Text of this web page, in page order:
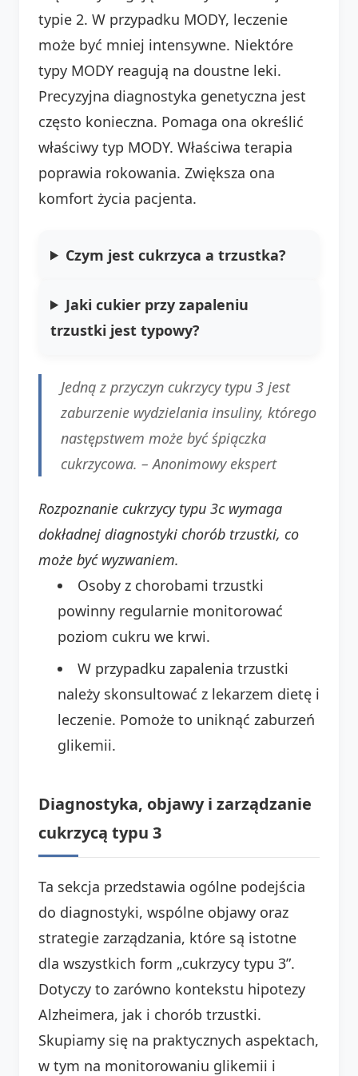
typie 2. W przypadku MODY, leczenie
może być mniej intensywne. Niektóre
typy MODY reagują na doustne leki.
Precyzyjna diagnostyka genetyczna jest
często konieczna. Pomaga ona określić
właściwy typ MODY. Właściwa terapia
poprawia rokowania. Zwiększa ona
komfort życia pacjenta.
Czym jest cukrzyca a trzustka?
Jaki cukier przy zapaleniu
trzustki jest typowy?
Jedną z przyczyn cukrzycy typu 3 jest
zaburzenie wydzielania insuliny, którego
następstwem może być śpiączka
cukrzycowa. –Anonimowy ekspert
Rozpoznanie cukrzycy typu 3c wymaga
dokładnej diagnostyki chorób trzustki, co
może być wyzwaniem.
Osoby z chorobami trzustki
powinny regularnie monitorować
poziom cukru we krwi.
W przypadku zapalenia trzustki
należy skonsultować z lekarzem dietę i
leczenie. Pomoże to uniknąć zaburzeń
glikemii.
Diagnostyka, objawy i zarządzanie
cukrzycą typu 3
Ta sekcja przedstawia ogólne podejścia
do diagnostyki, wspólne objawy oraz
strategie zarządzania, które są istotne
dla wszystkich form „cukrzycy typu 3”.
Dotyczy to zarówno kontekstu hipotezy
Alzheimera, jak i chorób trzustki.
Skupiamy się na praktycznych aspektach,
w tym na monitorowaniu glikemii i